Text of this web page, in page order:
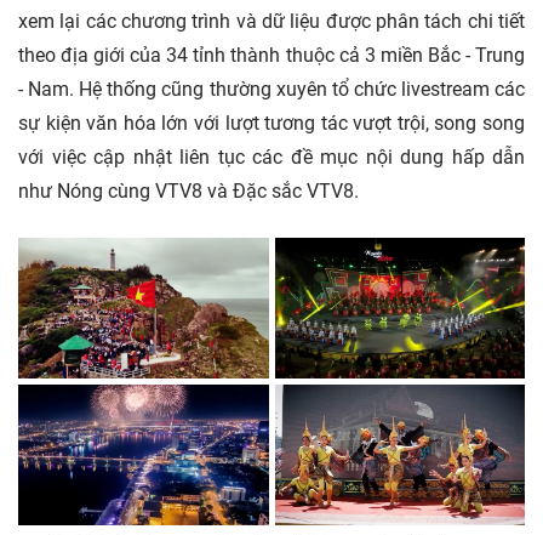
xem lại các chương trình và dữ liệu được phân tách chi tiết
theo địa giới của 34 tỉnh thành thuộc cả 3 miền Bắc - Trung
- Nam. Hệ thống cũng thường xuyên tổ chức livestream các
sự kiện văn hóa lớn với lượt tương tác vượt trội, song song
với việc cập nhật liên tục các đề mục nội dung hấp dẫn
như Nóng cùng VTV8 và Đặc sắc VTV8.